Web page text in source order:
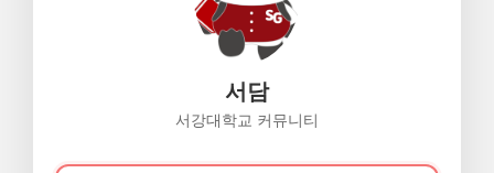
서담
서강대학교 커뮤니티